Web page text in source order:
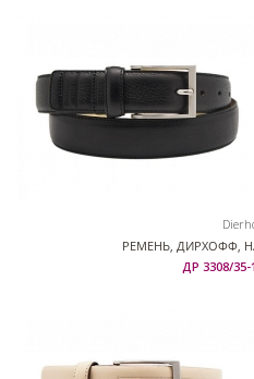
РЕМЕНЬ, ДИРХОФФ,
ДР 3308/